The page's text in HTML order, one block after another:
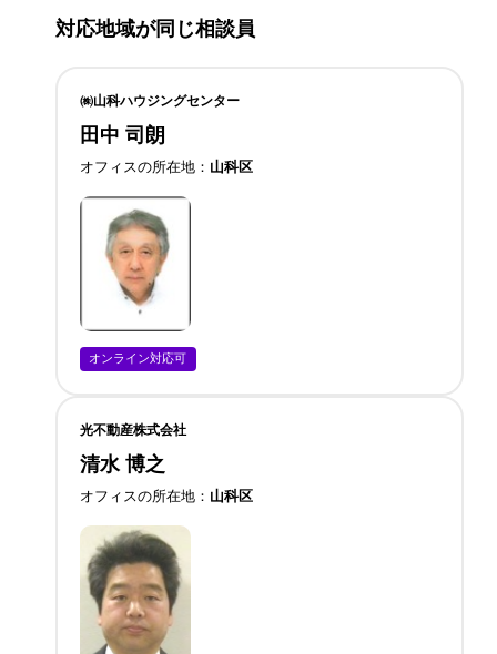
対応地域が同じ相談員
㈱山科ハウジングセンター
田中 司朗
オフィスの所在地 山科区
オンライン対応可
光不動産株式会社
清水 博之
オフィスの所在地 山科区